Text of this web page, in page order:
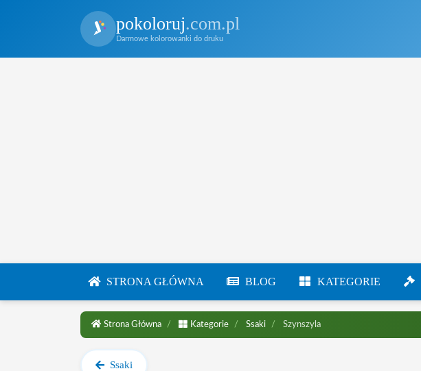
pokoloruj.com.pl
Darmowe kolorowanki do druku
STRONA GŁÓWNA BLOG KATEGORIE
Strona Główna Kategorie Ssaki Szynszyla
Ssaki